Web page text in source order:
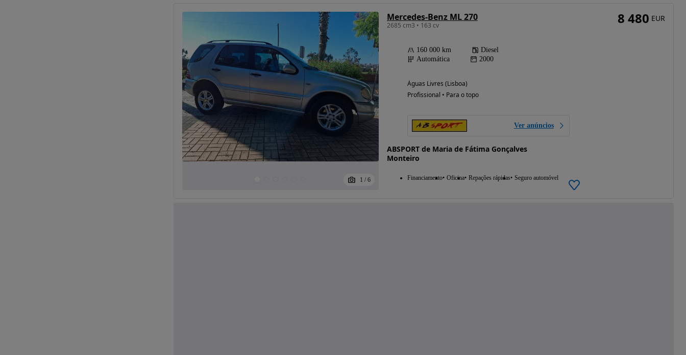
1 / 6
Mercedes-Benz ML 270
2685 cm3 • 163 cv
160 000 km
Diesel
Automática
2000
Águas Livres (Lisboa)
Profissional • Para o topo
Ver anúncios
ABSPORT de Maria de Fátima Gonçalves
Monteiro
Financiamento Oficina Repações rápidas Seguro automóvel
8 480 EUR